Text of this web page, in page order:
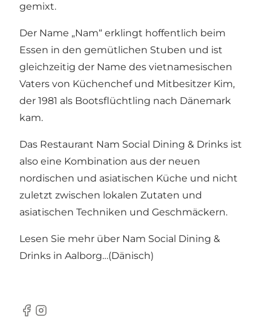
gemixt.
Der Name „Nam“ erklingt hoffentlich beim
Essen in den gemütlichen Stuben und ist
gleichzeitig der Name des vietnamesischen
Vaters von Küchenchef und Mitbesitzer Kim,
der 1981 als Bootsflüchtling nach Dänemark
kam.
Das Restaurant Nam Social Dining & Drinks ist
also eine Kombination aus der neuen
nordischen und asiatischen Küche und nicht
zuletzt zwischen lokalen Zutaten und
asiatischen Techniken und Geschmäckern.
Lesen Sie mehr über Nam Social Dining &
Drinks in Aalborg…(Dänisch)
Facebook
Instagram